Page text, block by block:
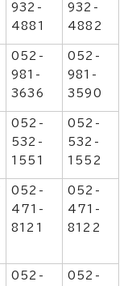
932-
4881
932-
4882
052-
981-
3636
052-
981-
3590
052-
532-
1551
052-
532-
1552
052-
471-
8121
052-
471-
8122
052-
052-